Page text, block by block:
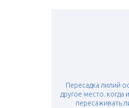
Пересадка лилий
другое место. когда
пересаживать